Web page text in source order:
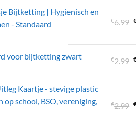
Bijtketting | Hygienisch en
- Standaard
€6.99
voor bijtketting zwart €2.99
Kaartje - stevige plastic
op school, BSO, vereniging,
€2.99